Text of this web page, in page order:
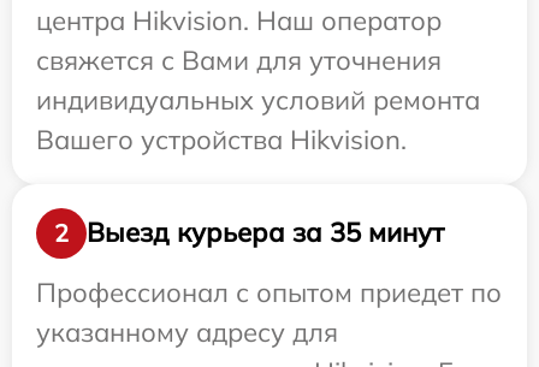
центра Hikvision. Наш оператор
свяжется с Вами для уточнения
индивидуальных условий ремонта
Вашего устройства Hikvision.
2
Выезд курьера за 35 минут
Профессионал с опытом приедет по
указанному адресу для